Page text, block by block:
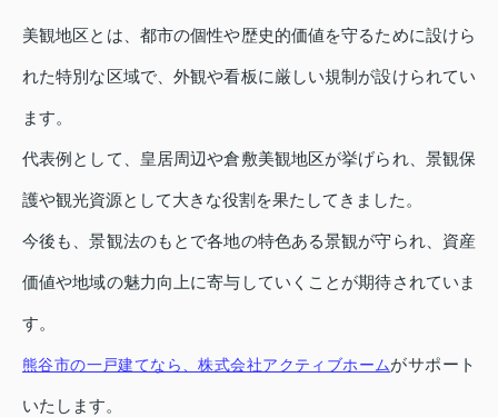
美観地区とは、都市の個性や歴史的価値を守るために設けら
れた特別な区域で、外観や看板に厳しい規制が設けられてい
ます。
代表例として、皇居周辺や倉敷美観地区が挙げられ、景観保
護や観光資源として大きな役割を果たしてきました。
今後も、景観法のもとで各地の特色ある景観が守られ、資産
価値や地域の魅力向上に寄与していくことが期待されていま
す。
熊谷市の一戸建てなら、株式会社アクティブホームがサポート
いたします。